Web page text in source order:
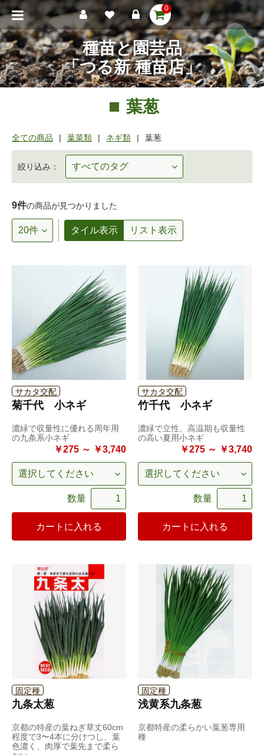
0
種苗と園芸品
「つる新 種苗店」
葉葱
全ての商品 葉菜類 ネギ類 葉葱
絞り込み：
9件の商品が見つかりました
タイル表示 リスト表示
サカタ交配
菊千代 小ネギ
濃緑で収量性に優れる周年用
の九条系小ネギ
￥275 ～ ￥3,740
数量
カートに入れる
サカタ交配
竹千代 小ネギ
濃緑で立性、高温期も収量性
の高い夏用小ネギ
￥275 ～ ￥3,740
数量
カートに入れる
固定種
九条太葱
京都の特産の葉ねぎ草丈60cm
程度で3〜4本に分けつし、葉
色濃く、肉厚で葉先まで柔ら
固定種
浅黄系九条葱
京都特産の柔らかい葉葱専用
種